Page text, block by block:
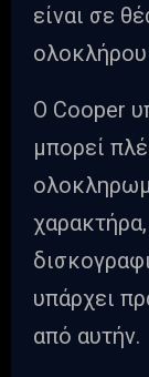
είναι σε
ολοκλήρου
Ο Cooper
μπορεί
υπάρχει
από αυτήν.